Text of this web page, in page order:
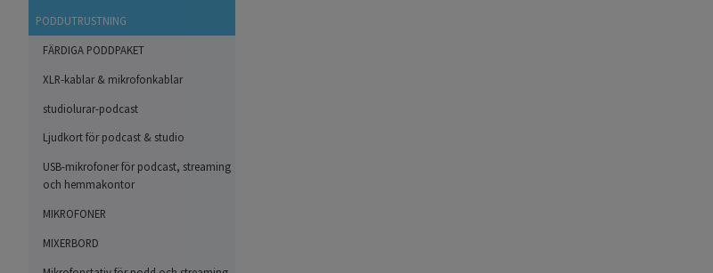
PODDUTRUSTNING
FÄRDIGA PODDPAKET
XLR-kablar & mikrofonkablar
studiolurar-podcast
Ljudkort för podcast & studio
USB-mikrofoner för podcast, streaming
och hemmakontor
MIKROFONER
MIXERBORD